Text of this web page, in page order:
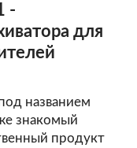
-
для
названием
знакомый
продукт